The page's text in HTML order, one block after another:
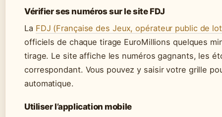
Vérifier ses numéros sur le site FDJ
La FDJ (Française des Jeux, opérateur public de
officiels de chaque tirage EuroMillions quelques
tirage. Le site affiche les numéros gagnants, les
correspondant. Vous pouvez y saisir votre grille
automatique.
Utiliser l’application mobile